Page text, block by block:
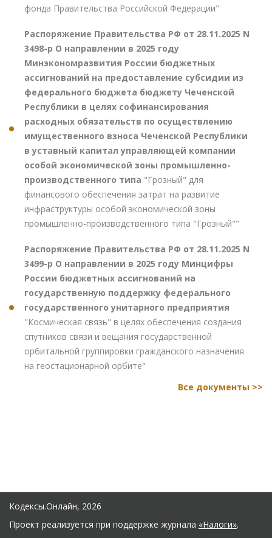
фонда Правительства Российской Федерации"
Распоряжение Правительства РФ от 28.11.2025 N
3498-р О направлении в 2025 году
Минэкономразвития России бюджетных
ассигнований на предоставление субсидии из
федерального бюджета бюджету Чеченской
Республики в целях софинансирования
расходных обязательств по осуществлению
имущественного взноса Чеченской Республики
в уставный капитал управляющей компании
особой экономической зоны промышленно-
производственного типа "Грозный" для
финансового обеспечения затрат на развитие
инфраструктуры особой экономической зоны
промышленно-производственного типа "Грозный""
Распоряжение Правительства РФ от 28.11.2025 N
3499-р О направлении в 2025 году Минцифры
России бюджетных ассигнований на
государственную поддержку федерального
государственного унитарного предприятия
"Космическая связь" в целях обеспечения создания
спутников связи и вещания государственной
орбитальной группировки гражданского назначения
на геостационарной орбите"
Все документы >>
Кодексы.Онлайн, 2026
Проект реализуется при поддержке журнала «Налоги».